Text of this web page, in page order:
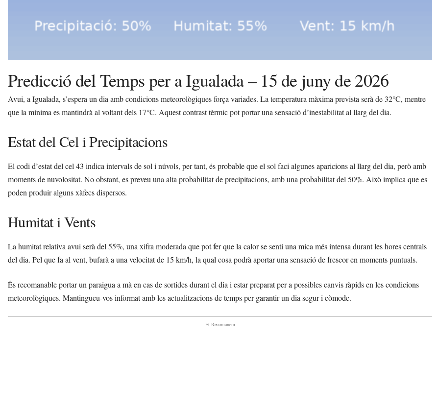
Predicció del Temps per a Igualada – 15 de juny de 2026
Avui, a Igualada, s’espera un dia amb condicions meteorològiques força variades. La temperatura màxima prevista serà de 32°C, mentre
que la mínima es mantindrà al voltant dels 17°C. Aquest contrast tèrmic pot portar una sensació d’inestabilitat al llarg del dia.
Estat del Cel i Precipitacions
El codi d’estat del cel 43 indica intervals de sol i núvols, per tant, és probable que el sol faci algunes aparicions al llarg del dia, però amb
moments de nuvolositat. No obstant, es preveu una alta probabilitat de precipitacions, amb una probabilitat del 50%. Això implica que es
poden produir alguns xàfecs dispersos.
Humitat i Vents
La humitat relativa avui serà del 55%, una xifra moderada que pot fer que la calor se senti una mica més intensa durant les hores centrals
del dia. Pel que fa al vent, bufarà a una velocitat de 15 km/h, la qual cosa podrà aportar una sensació de frescor en moments puntuals.
És recomanable portar un paraigua a mà en cas de sortides durant el dia i estar preparat per a possibles canvis ràpids en les condicions
meteorològiques. Mantingueu-vos informat amb les actualitzacions de temps per garantir un dia segur i còmode.
- Et Recomanem -